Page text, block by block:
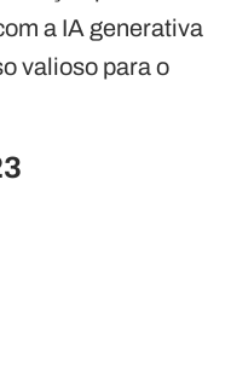
a IA generativa
valioso para o